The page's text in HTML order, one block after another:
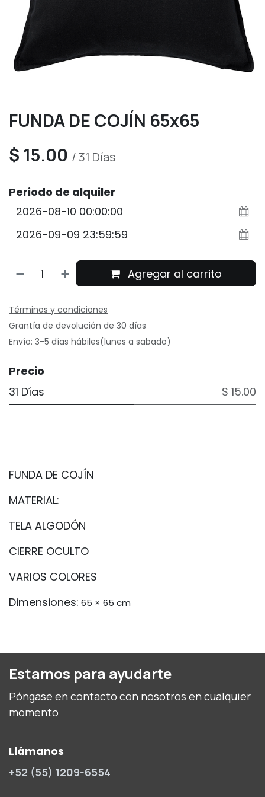
FUNDA DE COJÍN 65x65
$ 15.00 /31 Días
Periodo de alquiler
Agregar al carrito
Términos y condiciones
Grantía de devolución de 30 días
Envío: 3-5 días hábiles(lunes a sabado)
Precio
31 Días
$ 15.00
FUNDA DE COJÍN
MATERIAL:
TELA ALGODÓN
CIERRE OCULTO
VARIOS COLORES
Dimensiones: 65 × 65 cm
Estamos para ayudarte
Póngase en contacto con nosotros en cualquier
momento
Llámanos
+52 (55) 1209-6554